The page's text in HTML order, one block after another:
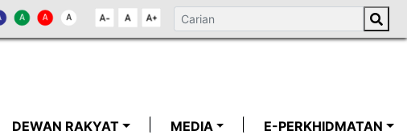
DEWAN RAKYAT MEDIA E-PERKHIDMATAN